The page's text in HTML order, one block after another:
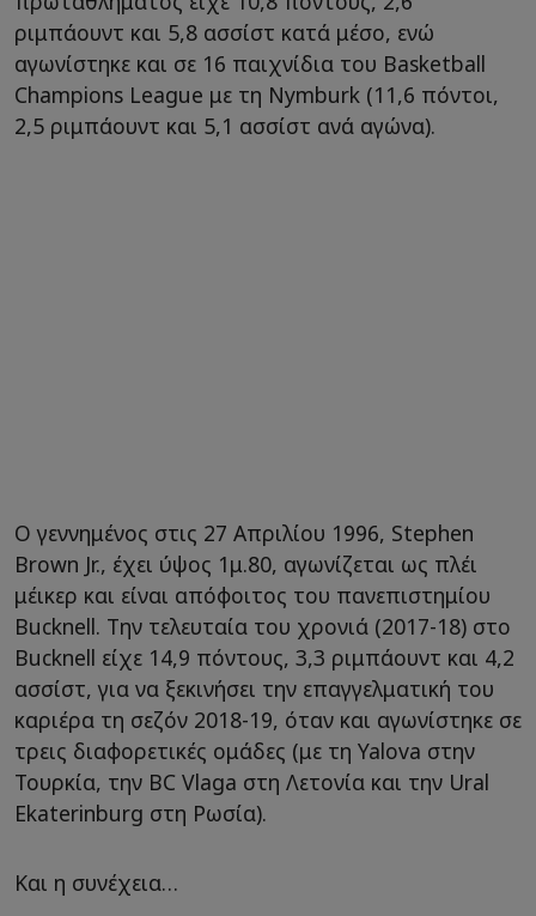
ριμπάουντ και 5,8 ασσίστ κατά μέσο, ενώ
αγωνίστηκε και σε 16 παιχνίδια του Basketball
Champions League με τη Nymburk (11,6 πόντοι,
2,5 ριμπάουντ και 5,1 ασσίστ ανά αγώνα).
Ο γεννημένος στις 27 Απριλίου 1996, Stephen
Brown Jr., έχει ύψος 1μ.80, αγωνίζεται ως πλέι
μέικερ και είναι απόφοιτος του πανεπιστημίου
Bucknell. Την τελευταία του χρονιά (2017-18) στο
Bucknell είχε 14,9 πόντους, 3,3 ριμπάουντ και 4,2
ασσίστ, για να ξεκινήσει την επαγγελματική του
καριέρα τη σεζόν 2018-19, όταν και αγωνίστηκε σε
τρεις διαφορετικές ομάδες (με τη Yalova στην
Τουρκία, την BC Vlaga στη Λετονία και την Ural
Ekaterinburg στη Ρωσία).
Και η συνέχεια…